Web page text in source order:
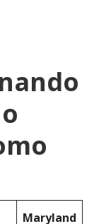
Maryland